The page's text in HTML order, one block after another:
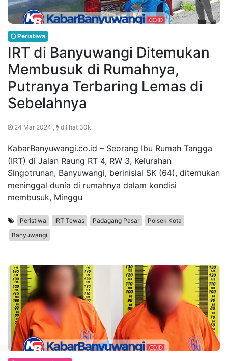
Peristiwa
IRT di Banyuwangi Ditemukan
Membusuk di Rumahnya,
Putranya Terbaring Lemas di
Sebelahnya
24 Mar 2024 , dilihat 30k
KabarBanyuwangi.co.id – Seorang Ibu Rumah Tangga
(IRT) di Jalan Raung RT 4, RW 3, Kelurahan
Singotrunan, Banyuwangi, berinisial SK (64), ditemukan
meninggal dunia di rumahnya dalam kondisi
membusuk, Minggu
Peristiwa IRT Tewas Padagang Pasar
Polsek Kota
Banyuwangi